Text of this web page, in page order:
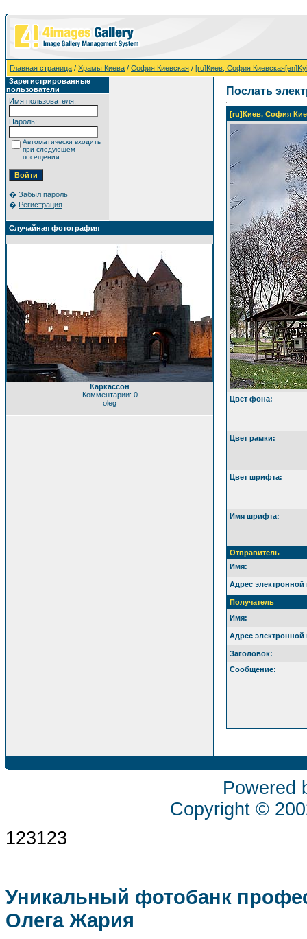
Главная страница / Храмы Киева / София Киевская / [ru]Киев, София
Зарегистрированные
пользователи
Имя пользователя:
Пароль:
Автоматически входить
при следующем
посещении
� Забыл пароль
� Регистрация
Случайная фотография
Каркассон
Комментарии: 0
oleg
Послать
[ru]Киев, София
Цвет фона:
Цвет рамки:
Цвет шрифта:
Имя шрифта:
Отправитель
Имя:
Адрес электронной
Получатель
Имя:
Адрес электронной
Заголовок:
Сообщение:
Powered
Copyright ©
123123
Уникальный фотобанк
Олега Жария